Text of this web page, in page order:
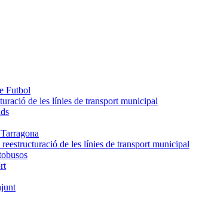
Futbol
de les línies de transport municipal
de les línies de transport municipal